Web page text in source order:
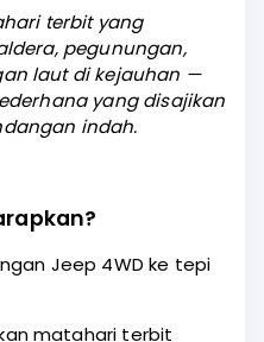
terbit yang
pegunungan,
laut di kejauhan —
yang disajikan
indah.
Jeep 4WD ke tepi
matahari terbit